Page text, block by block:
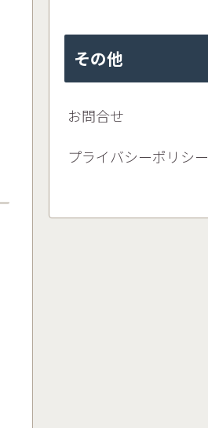
その他
お問合せ
プライバシーポリシー